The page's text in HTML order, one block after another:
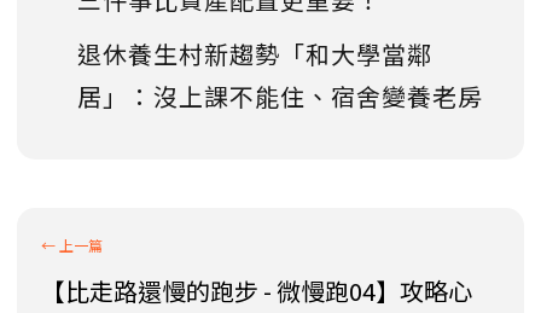
退休養生村新趨勢「和大學當鄰
居」：沒上課不能住、宿舍變養老房
【比走路還慢的跑步 - 微慢跑04】攻略心